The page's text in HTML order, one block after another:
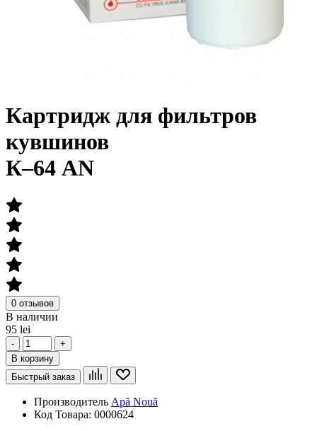
Картридж для фильтров
кувшинов
К–64 AN
0 отзывов
В наличии
95 lei
-
+
В корзину
Быстрый заказ
Производитель Apă Nouă
Код Товара: 0000624